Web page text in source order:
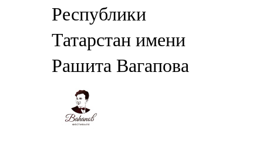
Республики
Татарстан имени
Рашита Вагапова